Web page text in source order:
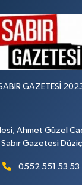
GAZETESİ
Ahmet Güzel
Gazetesi
0552 551 53 53